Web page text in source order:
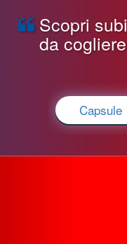
Scopri
da
Capsule